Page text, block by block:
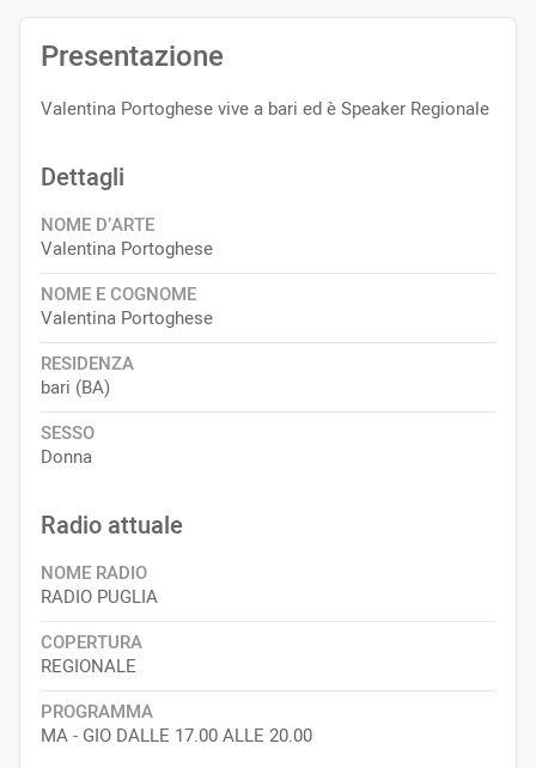
Presentazione
Valentina Portoghese vive a bari ed è Speaker Regionale
Dettagli
NOME D’ARTE
Valentina Portoghese
NOME E COGNOME
Valentina Portoghese
RESIDENZA
bari (BA)
SESSO
Donna
Radio attuale
NOME RADIO
RADIO PUGLIA
COPERTURA
REGIONALE
PROGRAMMA
MA - GIO DALLE 17.00 ALLE 20.00